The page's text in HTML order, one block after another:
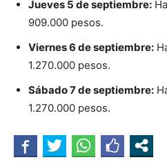
Jueves 5 de septiembre:
909.000 pesos.
Viernes 6 de septiembre:
1.270.000 pesos.
Sábado 7 de septiembre:
1.270.000 pesos.